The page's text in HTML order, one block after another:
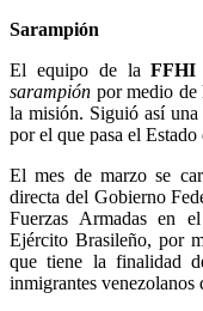
Sarampión
El equipo de la
sarampión por medio de
la misión. Siguió así una
por el que pasa el Estado
El mes de marzo se
directa del Gobierno
Fuerzas Armadas en
Ejército Brasileño, por
que tiene la finalidad
inmigrantes venezolanos